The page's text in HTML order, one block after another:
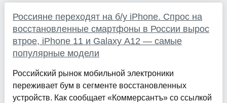
Россияне переходят на б/у iPhone. Спрос на
восстановленные смартфоны в России вырос
втрое, iPhone 11 и Galaxy A12 — самые
популярные модели
Российский рынок мобильной электроники
переживает бум в сегменте восстановленных
устройств. Как сообщает «Коммерсантъ» со ссылкой